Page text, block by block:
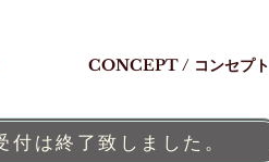
は終了致しました。
CONCEPT / コンセプト